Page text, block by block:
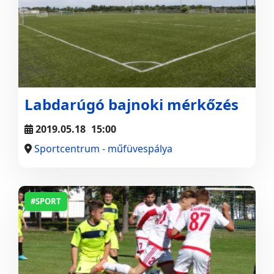
Labdarúgó bajnoki mérkőzés
2019.05.18 15:00
Sportcentrum - műfüvespálya
#SPORT